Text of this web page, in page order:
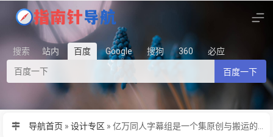
搜索 站内 百度 Google 搜狗 360 必应
百度一下
导航首页 » 设计专区 »